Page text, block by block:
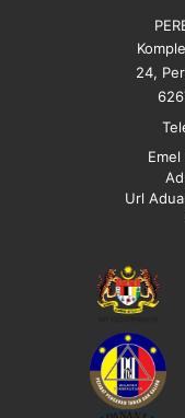
24,
Emel
Url